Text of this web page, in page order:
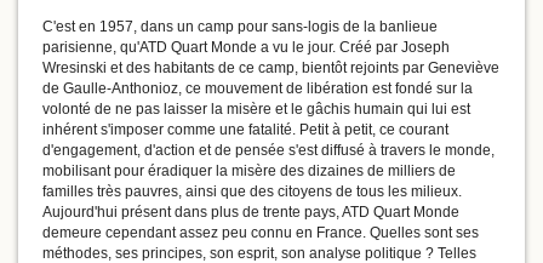
C'est en 1957, dans un camp pour sans-logis de la banlieue
parisienne, qu'ATD Quart Monde a vu le jour. Créé par Joseph
Wresinski et des habitants de ce camp, bientôt rejoints par Geneviève
de Gaulle-Anthonioz, ce mouvement de libération est fondé sur la
volonté de ne pas laisser la misère et le gâchis humain qui lui est
inhérent s'imposer comme une fatalité. Petit à petit, ce courant
d'engagement, d'action et de pensée s'est diffusé à travers le monde,
mobilisant pour éradiquer la misère des dizaines de milliers de
familles très pauvres, ainsi que des citoyens de tous les milieux.
Aujourd'hui présent dans plus de trente pays, ATD Quart Monde
demeure cependant assez peu connu en France. Quelles sont ses
méthodes, ses principes, son esprit, son analyse politique ? Telles